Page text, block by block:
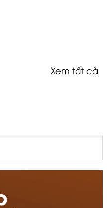
Xem tất cả